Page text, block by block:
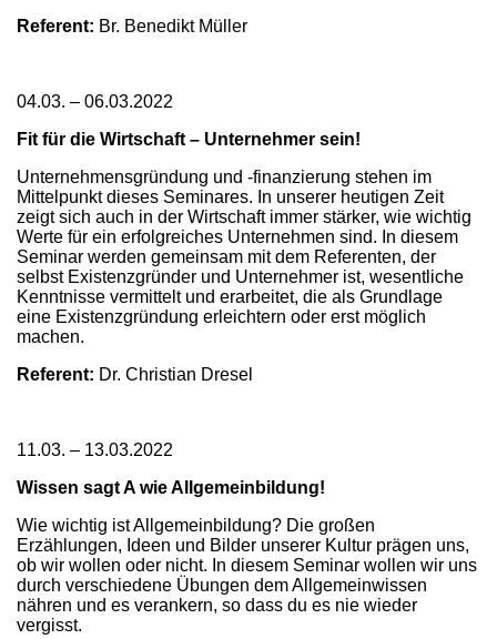
Referent: Br. Benedikt Müller
04.03. – 06.03.2022
Fit für die Wirtschaft – Unternehmer sein!
Unternehmensgründung und -finanzierung stehen im
Mittelpunkt dieses Seminares. In unserer heutigen Zeit
zeigt sich auch in der Wirtschaft immer stärker, wie wichtig
Werte für ein erfolgreiches Unternehmen sind. In diesem
Seminar werden gemeinsam mit dem Referenten, der
selbst Existenzgründer und Unternehmer ist, wesentliche
Kenntnisse vermittelt und erarbeitet, die als Grundlage
eine Existenzgründung erleichtern oder erst möglich
machen.
Referent: Dr. Christian Dresel
11.03. – 13.03.2022
Wissen sagt A wie Allgemeinbildung!
Wie wichtig ist Allgemeinbildung? Die großen
Erzählungen, Ideen und Bilder unserer Kultur prägen uns,
ob wir wollen oder nicht. In diesem Seminar wollen wir uns
durch verschiedene Übungen dem Allgemeinwissen
nähren und es verankern, so dass du es nie wieder
vergisst.